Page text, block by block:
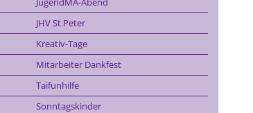
JHV St.Peter
Kreativ-Tage
Mitarbeiter Dankfest
Taifunhilfe
Sonntagskinder